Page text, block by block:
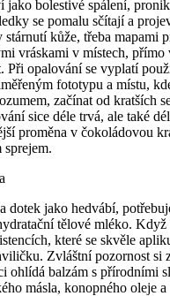
jako bolestivé spálení,
se pomalu sčítají a
kůže, třeba mapami
vráskami v místech, přímo
Při opalování se vyplatí
fototypu a místu,
začínat od kratších
sice déle trvá, ale také
proměna v čokoládovou
dotek jako hedvábí,
tělové mléko. Když
které se skvěle
Zvláštní pozornost si
ohlídá balzám s přírodními
másla, konopného oleje